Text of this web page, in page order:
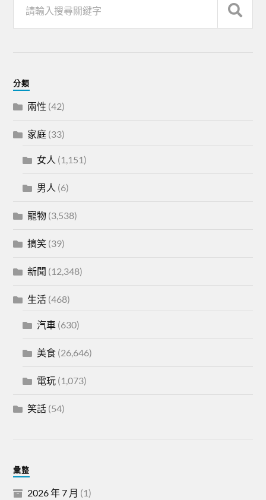
分類
兩性 (42)
家庭 (33)
女人 (1,151)
男人 (6)
寵物 (3,538)
搞笑 (39)
新聞 (12,348)
生活 (468)
汽車 (630)
美食 (26,646)
電玩 (1,073)
笑話 (54)
彙整
2026 年 7 月 (1)